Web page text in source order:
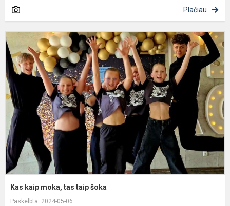
Plačiau
Kas kaip moka, tas taip šoka
Paskelbta: 2024-05-06